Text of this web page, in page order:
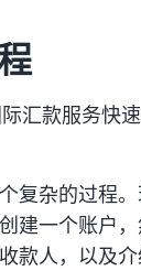
汇款服务快
复杂的过程
建一个账户
款人，以及介